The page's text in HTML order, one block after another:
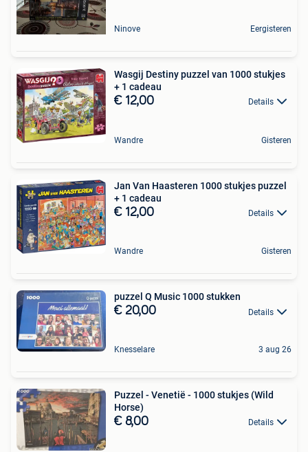
Ninove Eergisteren
Wasgij Destiny puzzel van 1000 stukjes
+ 1 cadeau
€ 12,00 Details
Wandre Gisteren
Jan Van Haasteren 1000 stukjes puzzel
+ 1 cadeau
€ 12,00 Details
Wandre Gisteren
puzzel Q Music 1000 stukken
€ 20,00 Details
Knesselare 3 aug 26
Puzzel - Venetië - 1000 stukjes (Wild
Horse)
€ 8,00 Details